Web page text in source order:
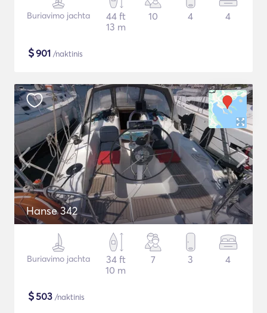
Buriavimo jachta
44 ft
13 m
10 4 4
$901 /naktinis
Hanse 342
Buriavimo jachta
34 ft
10 m
7 3 4
$503 /naktinis